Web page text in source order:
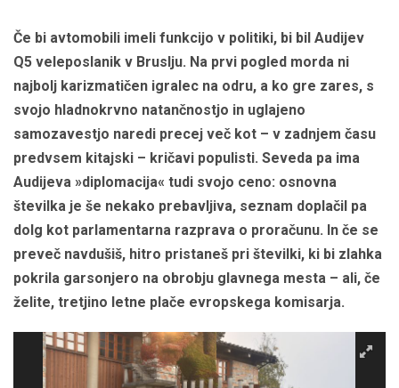
Če bi avtomobili imeli funkcijo v politiki, bi bil Audijev
Q5 veleposlanik v Bruslju. Na prvi pogled morda ni
najbolj karizmatičen igralec na odru, a ko gre zares, s
svojo hladnokrvno natančnostjo in uglajeno
samozavestjo naredi precej več kot – v zadnjem času
predvsem kitajski – kričavi populisti. Seveda pa ima
Audijeva »diplomacija« tudi svojo ceno: osnovna
številka je še nekako prebavljiva, seznam doplačil pa
dolg kot parlamentarna razprava o proračunu. In če se
preveč navdušiš, hitro pristaneš pri številki, ki bi zlahka
pokrila garsonjero na obrobju glavnega mesta – ali, če
želite, tretjino letne plače evropskega komisarja.